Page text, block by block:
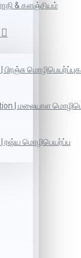
& களஞ்சியம்
பிரஞ்சு
| மலையாள
ரஷ்ய மொழிபெயர்ப்பு